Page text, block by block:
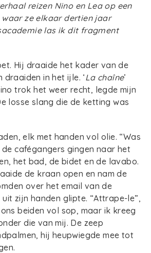
reizen Nino en Lea op een
ze elkaar dertien jaar
las ik dit fragment
Hij draaide het kader van de
in het ijle. ‘La chaîne’
trok het weer recht, legde mijn
losse slang die de ketting was
elk met handen vol olie. “Was
cafégangers gingen naar het
het bad, de bidet en de lavabo.
de kraan open en nam de
over het email van de
zijn handen glipte. “Attrape-le”,
beiden vol sop, maar ik kreeg
die van mij. De zeep
hij heupwiegde mee tot